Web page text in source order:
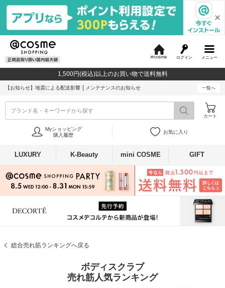
メニュー
ログイン
c
o
1,500円(税込)以上のお買い物で送料無料
【お知らせ】 地震による配送影響 メンテナンスのお知らせ 一覧へ
ブランド名・キーワードから探す
カート
Myショッピング
購入履歴
お気に入り
LUXURY K-Beauty mini COSME GIFT
総合売れ筋ランキングへ戻る
ボディスクラブ
売れ筋人気ランキング